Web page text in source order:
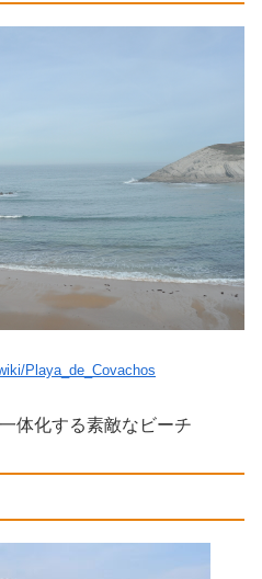
Playa_de_Covachos
体化する素敵なビーチ